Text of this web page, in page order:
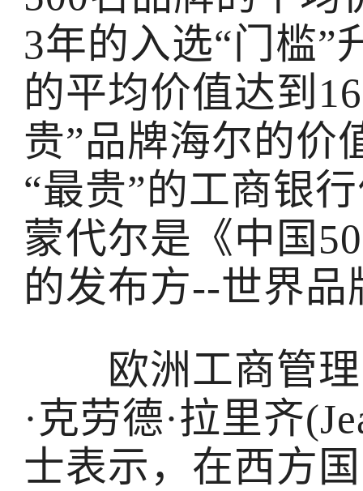
3年的入选“门槛”
的平均价值达到
贵”品牌海尔的价
“最贵”的工商银
蒙代尔是《中国
的发布方--世界
欧洲工商管理
·克劳德·拉里齐
士表示，在西方